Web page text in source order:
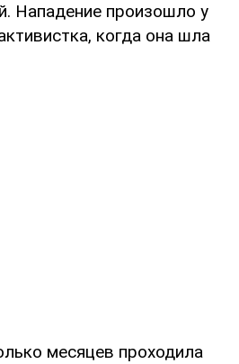
Нападение произошло у
когда она шла
месяцев проходила